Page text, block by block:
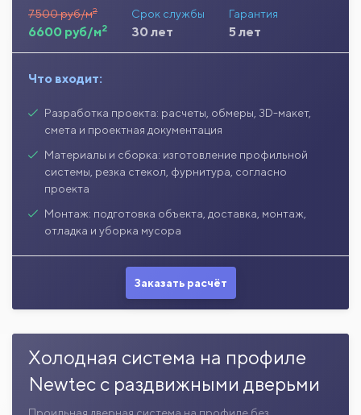
7500 руб/м2
6600 руб/м2
Срок службы
30 лет
Гарантия
5 лет
Что входит:
Разработка проекта: расчеты, обмеры, 3D-макет,
смета и проектная документация
Материалы и сборка: изготовление профильной
системы, резка стекол, фурнитура, согласно
проекта
Монтаж: подготовка объекта, доставка, монтаж,
отладка и уборка мусора
Заказать расчёт
Холодная система на профиле
Newtec с раздвижными дверьми